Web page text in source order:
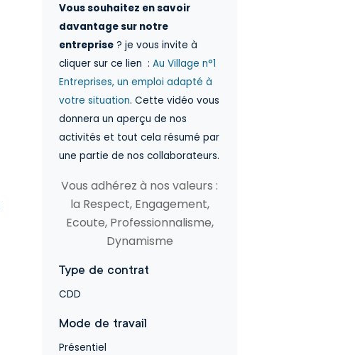
Vous souhaitez en savoir
davantage sur notre
entreprise ? je vous invite à
cliquer sur ce lien : Au Village n°1
Entreprises, un emploi adapté à
votre situation. Cette vidéo vous
donnera un aperçu de nos
activités et tout cela résumé par
une partie de nos collaborateurs.
Vous adhérez à nos valeurs :
la Respect, Engagement,
Ecoute, Professionnalisme,
Dynamisme
Type de contrat
CDD
Mode de travail
Présentiel